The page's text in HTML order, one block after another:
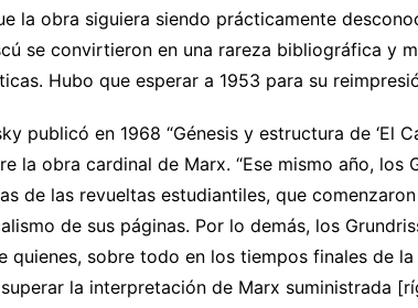
la obra siguiera siendo prácticamente
se convirtieron en una rareza bibliográfica y
Hubo que esperar a 1953 para su
publicó en 1968 “Génesis y estructura de ‘El
la obra cardinal de Marx. “Ese mismo año, los
de las revueltas estudiantiles, que
de sus páginas. Por lo demás, los
quienes, sobre todo en los tiempos finales de
la interpretación de Marx suministrada